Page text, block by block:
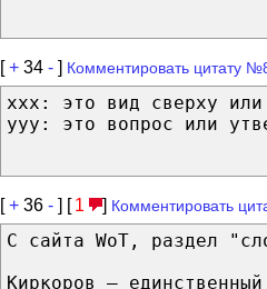
[+ 34 - ] Комментировать цитату
xxx: это вид сверху или
yyy: это вопрос или
[+ 36 - ] [ 1 ] Комментировать
С сайта WoT, раздел
Киркоров —